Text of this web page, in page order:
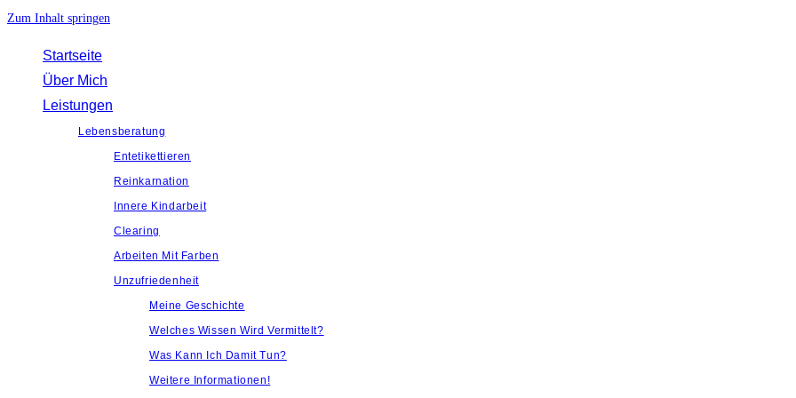
Zum Inhalt springen
Startseite
Über Mich
Leistungen
Lebensberatung
Entetikettieren
Reinkarnation
Innere Kindarbeit
Clearing
Arbeiten Mit Farben
Unzufriedenheit
Meine Geschichte
Welches Wissen Wird Vermittelt?
Was Kann Ich Damit Tun?
Weitere Informationen!